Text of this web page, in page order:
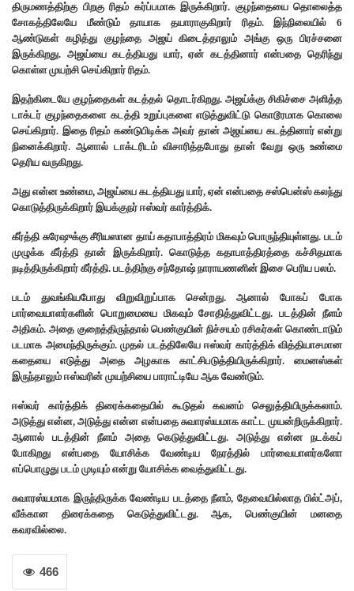
திருமணத்திற்கு பிறகு ரிதம் கர்ப்பமாக இருக்கிறார். குழந்தையை தொலைத்த
சோகத்திலேயே மீண்டும் தாயாக தயாராகுகிறார் ரிதம். இந்நிலையில் 6
ஆண்டுகள் கழித்து குழந்தை அஜய் கிடைத்தாலும் அங்கு ஒரு பிரச்சனை
இருக்கிறது. அஜய்யை கடத்தியது யார், ஏன் கடத்தினார் என்பதை தெரிந்து
கொள்ள முயற்சி செய்கிறார் ரிதம்.
இதற்கிடையே குழந்தைகள் கடத்தல் தொடர்கிறது. அஜய்க்கு சிகிச்சை அளித்த
டாக்டர் குழந்தைகளை கடத்தி உறுப்புகளை எடுத்துவிட்டு கொடூரமாக கொலை
செய்கிறார். இதை ரிதம் கண்டுபிடிக்க அவர் தான் அஜய்யை கடத்தினார் என்று
நினைக்கிறார். ஆனால் டாக்டரிடம் விசாரித்தபோது தான் வேறு ஒரு உண்மை
தெரிய வருகிறது.
அது என்ன உண்மை, அஜய்யை கடத்தியது யார், ஏன் என்பதை சஸ்பென்ஸ் கலந்து
கொடுத்திருக்கிறார் இயக்குநர் ஈஸ்வர் கார்த்திக்.
கீர்த்தி சுரேஷுக்கு சீரியஸான தாய் கதாபாத்திரம் மிகவும் பொருந்தியுள்ளது. படம்
முழுக்க கீர்த்தி தான் இருக்கிறார். கொடுத்த கதாபாத்திரத்தை கச்சிதமாக
நடித்திருக்கிறார் கீர்த்தி. படத்திற்கு சந்தோஷ் நாராயணனின் இசை பெரிய பலம்.
படம் துவங்கியபோது விறுவிறுப்பாக சென்றது. ஆனால் போகப் போக
பார்வையாளர்களின் பொறுமையை மிகவும் சோதித்துவிட்டது. படத்தின் நீளம்
அதிகம். அதை குறைத்திருந்தால் பெண்குயின் நிச்சயம் ரசிகர்கள் கொண்டாடும்
படமாக அமைந்திருக்கும். முதல் படத்திலேயே ஈஸ்வர் கார்த்திக் வித்தியாசமான
கதையை எடுத்து அதை அழகாக காட்சிபடுத்தியிருக்கிறார். மைனஸ்கள்
இருந்தாலும் ஈஸ்வரின் முயற்சியை பாராட்டியே ஆக வேண்டும்.
ஈஸ்வர் கார்த்திக் திரைக்கதையில் கூடுதல் கவனம் செலுத்தியிருக்கலாம்.
அடுத்து என்ன, அடுத்து என்ன என்பதை சுவாரஸ்யமாக காட்ட முயன்றிருக்கிறார்.
ஆனால் படத்தின் நீளம் அதை கெடுத்துவிட்டது. அடுத்து என்ன நடக்கப்
போகிறது என்பதை யோசிக்க வேண்டிய நேரத்தில் பார்வையாளர்களோ
எப்பொழுது படம் முடியும் என்று யோசிக்க வைத்துவிட்டது.
சுவாரஸ்யமாக இருந்திருக்க வேண்டிய படத்தை நீளம், தேவையில்லாத பில்ட்அப்,
வீக்கான திரைக்கதை கெடுத்துவிட்டது. ஆக, பெண்குயின் மனதை
கவரவில்லை.
466